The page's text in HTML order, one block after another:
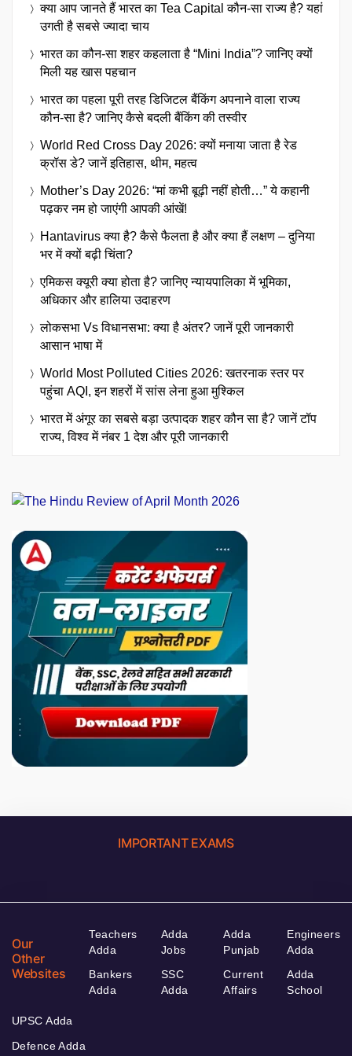
क्या आप जानते हैं भारत का Tea Capital कौन-सा राज्य है? यहां
उगती है सबसे ज्यादा चाय
भारत का कौन-सा शहर कहलाता है “Mini India”? जानिए क्यों
मिली यह खास पहचान
भारत का पहला पूरी तरह डिजिटल बैंकिंग अपनाने वाला राज्य
कौन-सा है? जानिए कैसे बदली बैंकिंग की तस्वीर
World Red Cross Day 2026: क्यों मनाया जाता है रेड
क्रॉस डे? जानें इतिहास, थीम, महत्व
Mother’s Day 2026: “मां कभी बूढ़ी नहीं होती…” ये कहानी
पढ़कर नम हो जाएंगी आपकी आंखें!
Hantavirus क्या है? कैसे फैलता है और क्या हैं लक्षण – दुनिया
भर में क्यों बढ़ी चिंता?
एमिकस क्यूरी क्या होता है? जानिए न्यायपालिका में भूमिका,
अधिकार और हालिया उदाहरण
लोकसभा Vs विधानसभा: क्या है अंतर? जानें पूरी जानकारी
आसान भाषा में
World Most Polluted Cities 2026: खतरनाक स्तर पर
पहुंचा AQI, इन शहरों में सांस लेना हुआ मुश्किल
भारत में अंगूर का सबसे बड़ा उत्पादक शहर कौन सा है? जानें टॉप
राज्य, विश्व में नंबर 1 देश और पूरी जानकारी
IMPORTANT EXAMS
Our
Other
Websites
Teachers
Adda
Bankers
Adda
Adda
Jobs
SSC
Adda
Adda
Punjab
Current
Affairs
Engineers
Adda
Adda
School
UPSC Adda
Defence Adda